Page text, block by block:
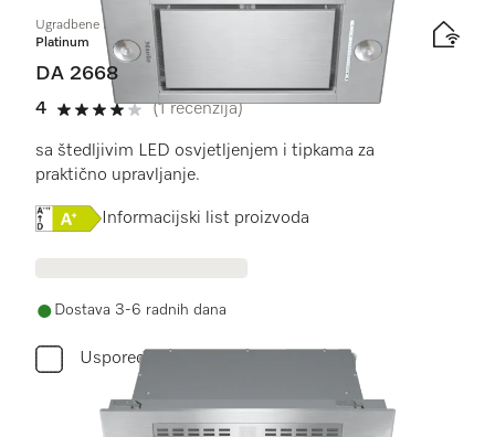
Ugradbene nape
Platinum
DA 2668
4
4 od 5
(1 recenzija)
sa štedljivim LED osvjetljenjem i tipkama za
praktično upravljanje.
Online Label Flag, Energetska naljepnica
Informacijski list proizvoda
Dostava 3-6 radnih dana
Usporediti